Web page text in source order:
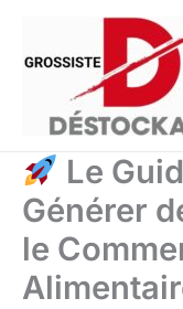
contenu
Le
Générer
le